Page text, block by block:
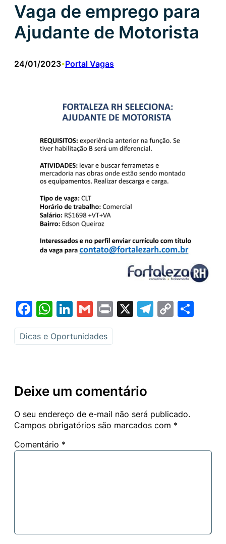
Vaga de emprego para
Ajudante de Motorista
24/01/2023•Portal Vagas
Facebook
WhatsApp
LinkedIn
GmailPrint
X Telegram
Copy
Dicas e Oportunidades
Deixe um comentário
O seu endereço de e-mail não será publicado.
Campos obrigatórios são marcados com *
Comentário *